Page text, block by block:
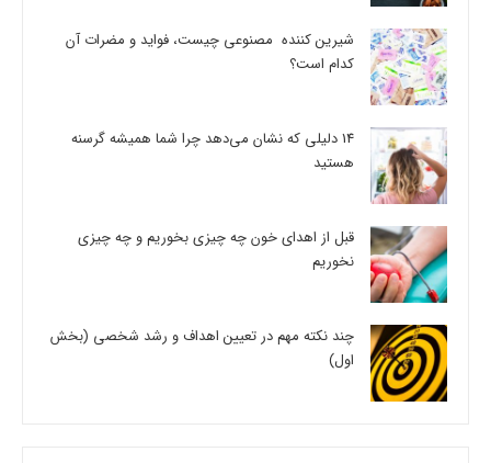
شیرین کننده مصنوعی چیست، فواید و مضرات آن
کدام است؟
14 دلیلی که نشان می‌دهد چرا شما همیشه گرسنه
هستید
قبل از اهدای خون چه چیزی بخوریم و چه چیزی
نخوریم
چند نکته مهم در تعیین اهداف و رشد شخصی (بخش
اول)